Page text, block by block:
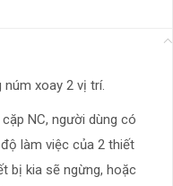
xoay 2 vị trí.
NC, người dùng có
làm việc của 2 thiết
bị kia sẽ ngừng, hoặc